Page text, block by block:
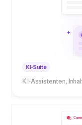
KI-Suite
KI-Assistenten,